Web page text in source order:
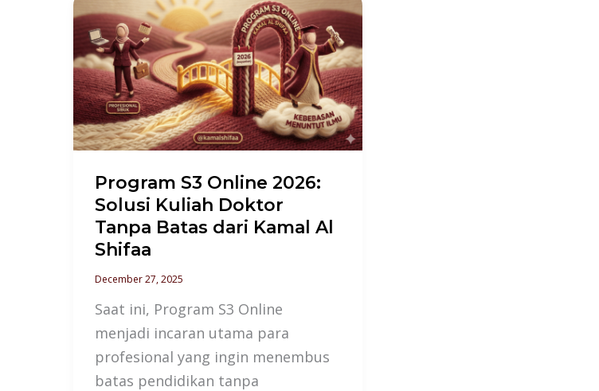
Program S3 Online 2026:
Solusi Kuliah Doktor
Tanpa Batas dari Kamal Al
Shifaa
December 27, 2025
Saat ini, Program S3 Online
menjadi incaran utama para
profesional yang ingin menembus
batas pendidikan tanpa
S3
Online
2026:
Solusi
Kuliah
Doktor
Batas
dari
Kamal
Shifaa